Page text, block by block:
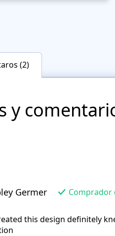
(2)
y
Germer Comprador
this design definitely